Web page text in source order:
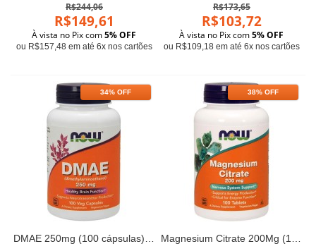
R$244,06
R$149,61
À vista no Pix com5% OFF
ou R$157,48 em até 6x nos cartões
R$173,65
R$103,72
À vista no Pix com5% OFF
ou R$109,18 em até 6x nos cartões
34% OFF
DMAE 250mg (100 cápsulas) - Now Foods
38% OFF
Magnesium Citrate 200Mg (100 tabletes) - Now Foods